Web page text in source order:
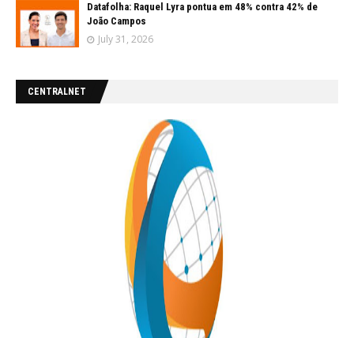
Datafolha: Raquel Lyra pontua em 48% contra 42% de
João Campos
July 31, 2026
CENTRALNET